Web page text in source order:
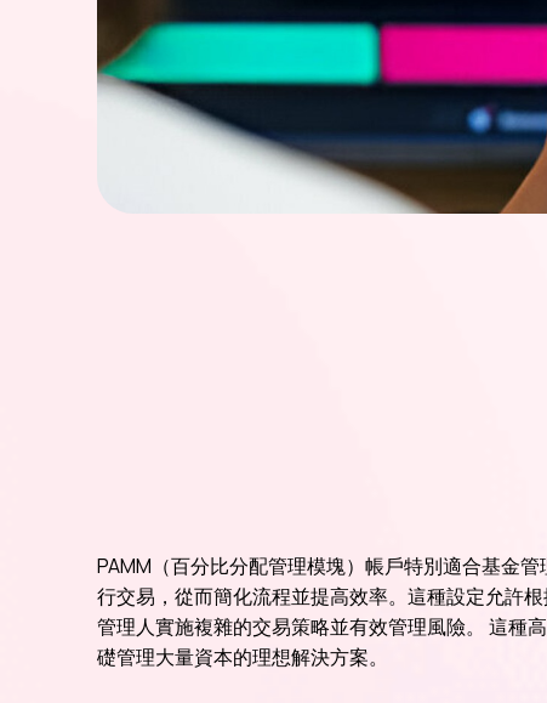
PAMM（百分比分配管理模塊）帳戶特別適合基金
行交易，從而簡化流程並提高效率。這種設定允許
管理人實施複雜的交易策略並有效管理風險。 這種
礎管理大量資本的理想解決方案。